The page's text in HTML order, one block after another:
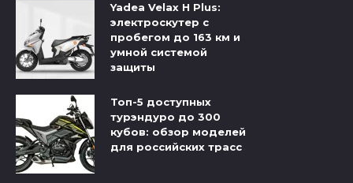
Yadea Velax H Plus:
электроскутер с
пробегом до 163 км и
умной системой
защиты
Топ-5 доступных
турэндуро до 300
кубов: обзор моделей
для российских трасс